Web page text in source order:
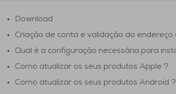
Download
Criação de conta e validação do endereço
Qual é a configuração necessária para
Como atualizar os seus produtos Apple ?
Como atualizar os seus produtos Android ?